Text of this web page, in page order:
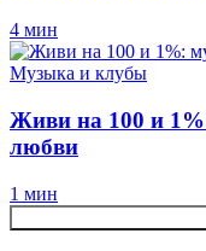
4 мин
Музыка и клубы
Живи на 100 и
любви
1 мин